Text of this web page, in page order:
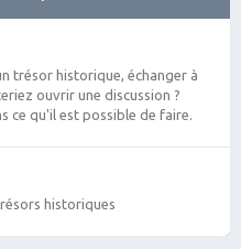
trésor historique, échanger à
ouvrir une discussion ?
ce qu'il est possible de faire.
historiques